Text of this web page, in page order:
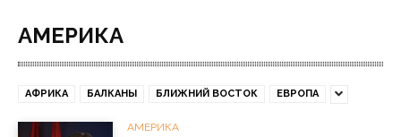
АМЕРИКА
АФРИКА БАЛКАНЫ БЛИЖНИЙ ВОСТОК ЕВРОПА
АМЕРИКА